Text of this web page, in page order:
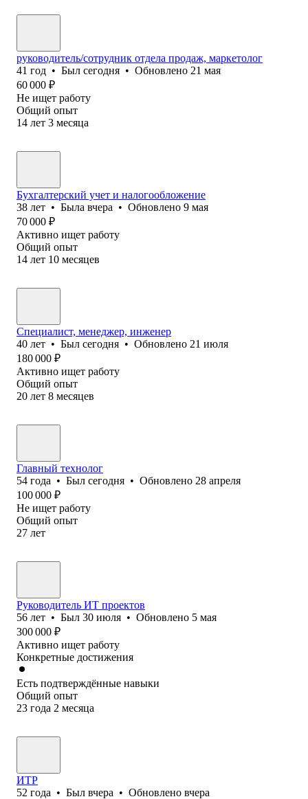
руководитель/сотрудник отдела продаж, маркетолог
41 год • Был сегодня • Обновлено 21 мая
60 000 ₽
Не ищет работу
Общий опыт
14 лет 3 месяца
Бухгалтерский учет и налогообложение
38 лет • Была вчера • Обновлено 9 мая
70 000 ₽
Активно ищет работу
Общий опыт
14 лет 10 месяцев
Специалист, менеджер, инженер
40 лет • Был сегодня • Обновлено 21 июля
180 000 ₽
Активно ищет работу
Общий опыт
20 лет 8 месяцев
Главный технолог
54 года • Был сегодня • Обновлено 28 апреля
100 000 ₽
Не ищет работу
Общий опыт
27 лет
Руководитель ИТ проектов
56 лет • Был 30 июля • Обновлено 5 мая
300 000 ₽
Активно ищет работу
Конкретные достижения
Есть подтверждённые навыки
Общий опыт
23 года 2 месяца
ИТР
52 года • Был вчера • Обновлено вчера